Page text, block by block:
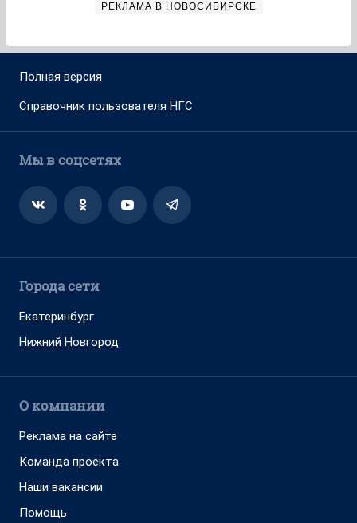
РЕКЛАМА В НОВОСИБИРСКЕ
Полная версия
Справочник пользователя НГС
Мы в соцсетях
Города сети
Екатеринбург
Нижний Новгород
О компании
Реклама на сайте
Команда проекта
Наши вакансии
Помощь